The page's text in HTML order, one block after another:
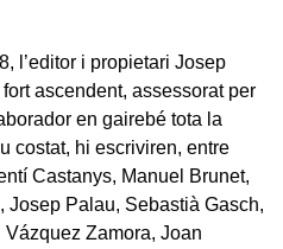
l’editor i propietari Josep
ascendent, assessorat per
en gairebé tota la
costat, hi escriviren, entre
Castanys, Manuel Brunet,
Josep Palau, Sebastià Gasch,
Zamora, Joan